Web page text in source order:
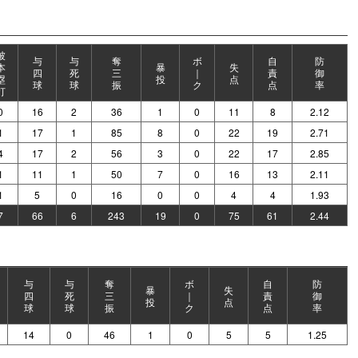
与
四
球
与
死
球
奪
三
振
暴
投
ボ
｜
ク
失
点
自
責
点
防
御
率
16 2 36 1 0 11 8
2.12
17 1 85 8 0 22 19
2.71
17 2 56 3 0 22 17
2.85
11 1 50 7 0 16 13
2.11
5 0 16 0 0 4 4
1.93
66 6 243 19 0 75 61 2.44
与
四
球
与
死
球
奪
三
振
暴
投
ボ
｜
ク
失
点
自
責
点
防
御
率
14
0 46 1 0 5 5 1.25